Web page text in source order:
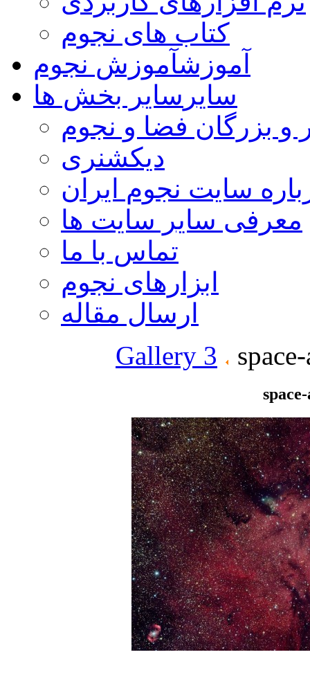
کتاب های نجوم
آموزشآموزش نجوم
سایر سایر بخش ها
و بزرگان فضا و نجوم
دیکشنری
سایت نجوم ایران
معرفی سایر سایت ها
تماس با ما
ابزارهای نجوم
ارسال مقاله
Gallery 3